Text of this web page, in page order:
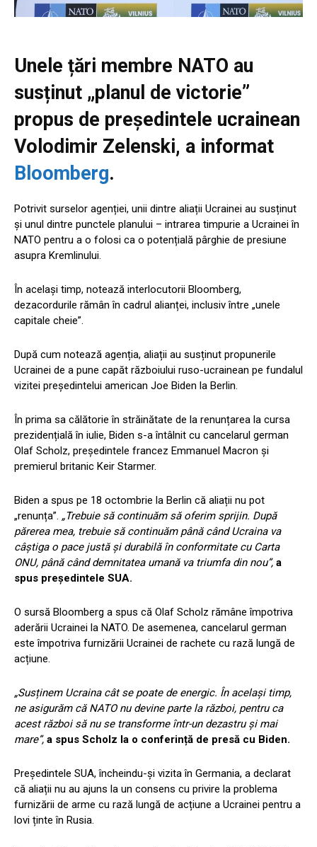
Unele țări membre NATO au
susținut „planul de victorie”
propus de președintele ucrainean
Volodimir Zelenski, a informat
Bloomberg.
Potrivit surselor agenției, unii dintre aliații Ucrainei au susținut
și unul dintre punctele planului – intrarea timpurie a Ucrainei în
NATO pentru a o folosi ca o potențială pârghie de presiune
asupra Kremlinului.
În același timp, notează interlocutorii Bloomberg,
dezacordurile rămân în cadrul alianței, inclusiv între „unele
capitale cheie”.
După cum notează agenția, aliații au susținut propunerile
Ucrainei de a pune capăt războiului ruso-ucrainean pe fundalul
vizitei președintelui american Joe Biden la Berlin.
În prima sa călătorie în străinătate de la renunțarea la cursa
prezidențială în iulie, Biden s-a întâlnit cu cancelarul german
Olaf Scholz, președintele francez Emmanuel Macron și
premierul britanic Keir Starmer.
Biden a spus pe 18 octombrie la Berlin că aliații nu pot
„renunța”. „Trebuie să continuăm să oferim sprijin. După
părerea mea, trebuie să continuăm până când Ucraina va
câștiga o pace justă și durabilă în conformitate cu Carta
ONU, până când demnitatea umană va triumfa din nou”, a
spus președintele SUA.
O sursă Bloomberg a spus că Olaf Scholz rămâne împotriva
aderării Ucrainei la NATO. De asemenea, cancelarul german
este împotriva furnizării Ucrainei de rachete cu rază lungă de
acțiune.
„Susținem Ucraina cât se poate de energic. În același timp,
ne asigurăm că NATO nu devine parte la război, pentru ca
acest război să nu se transforme într-un dezastru și mai
mare”, a spus Scholz la o conferință de presă cu Biden.
Președintele SUA, încheindu-și vizita în Germania, a declarat
că aliații nu au ajuns la un consens cu privire la problema
furnizării de arme cu rază lungă de acțiune a Ucrainei pentru a
lovi ținte în Rusia.